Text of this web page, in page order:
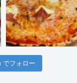
でフォロー